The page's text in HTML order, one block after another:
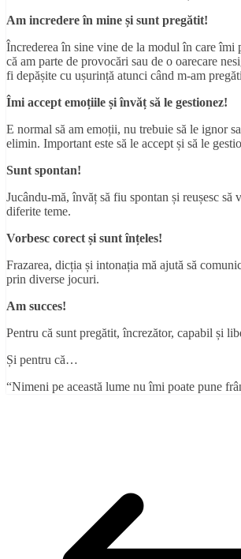
Am incredere în mine și sunt pregătit!
Încrederea în sine vine de la modul în care îmi
că am parte de provocări sau de o oarecare
fi depășite cu ușurință atunci când m-am
Îmi accept emoțiile și învăț să le gestionez!
E normal să am emoții, nu trebuie să le ignor
elimin. Important este să le accept și să le
Sunt spontan!
Jucându-mă, învăț să fiu spontan și reușesc să
diferite teme.
Vorbesc corect și sunt înțeles!
Frazarea, dicția și intonația mă ajută să
prin diverse jocuri.
Am succes!
Pentru că sunt pregătit, încrezător, capabil și
Și pentru că…
“Nimeni pe această lume nu îmi poate pune